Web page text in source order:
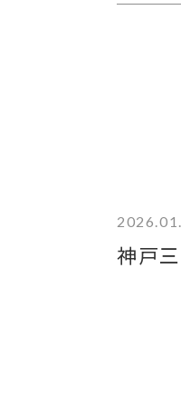
神戸